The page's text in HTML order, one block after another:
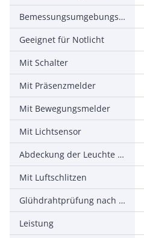
Bemessungsumgebungstemperatur nach IEC 62722-2-1
Geeignet für Notlicht
Mit Schalter
Mit Präsenzmelder
Mit Bewegungsmelder
Mit Lichtsensor
Abdeckung der Leuchte mit Wärmedämmmaterial möglich
Mit Luftschlitzen
Glühdrahtprüfung nach IEC 60695-2-11
Leistung